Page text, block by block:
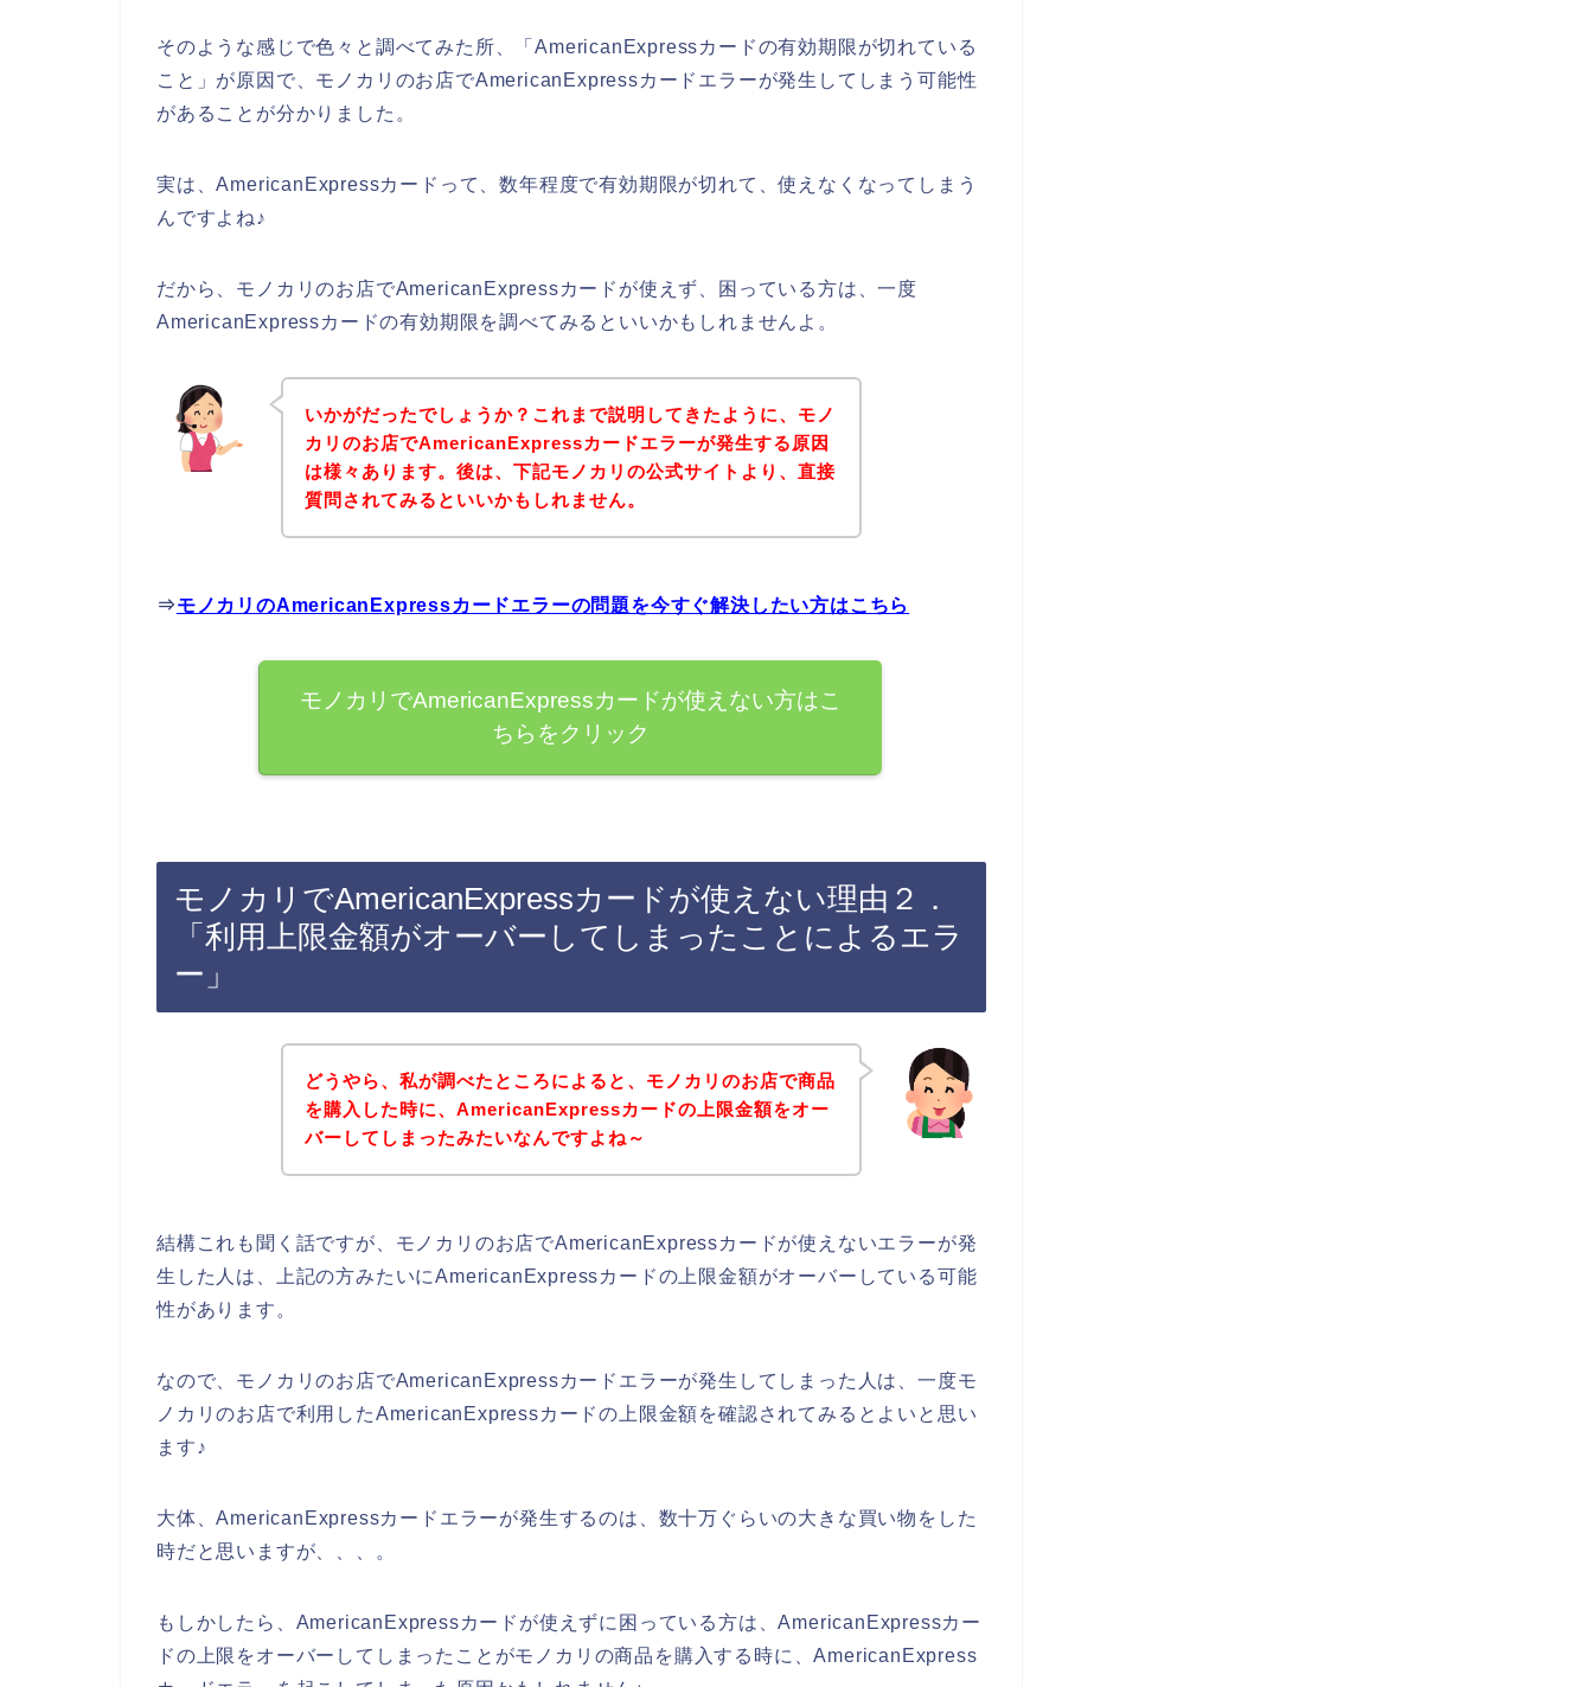
そのような感じで色々と調べてみた所、「AmericanExpressカードの有効期限が切れている
こと」が原因で、モノカリのお店でAmericanExpressカードエラーが発生してしまう可能性
があることが分かりました。
実は、AmericanExpressカードって、数年程度で有効期限が切れて、使えなくなってしまう
んですよね♪
だから、モノカリのお店でAmericanExpressカードが使えず、困っている方は、一度
AmericanExpressカードの有効期限を調べてみるといいかもしれませんよ。
いかがだったでしょうか？これまで説明してきたように、モノ
カリのお店でAmericanExpressカードエラーが発生する原因
は様々あります。後は、下記モノカリの公式サイトより、直接
質問されてみるといいかもしれません。
⇒モノカリのAmericanExpressカードエラーの問題を今すぐ解決したい方はこちら
モノカリでAmericanExpressカードが使えない方はこ
ちらをクリック
モノカリでAmericanExpressカードが使えない理由２．
「利用上限金額がオーバーしてしまったことによるエラ
ー」
どうやら、私が調べたところによると、モノカリのお店で商品
を購入した時に、AmericanExpressカードの上限金額をオー
バーしてしまったみたいなんですよね～
結構これも聞く話ですが、モノカリのお店でAmericanExpressカードが使えないエラーが発
生した人は、上記の方みたいにAmericanExpressカードの上限金額がオーバーしている可能
性があります。
なので、モノカリのお店でAmericanExpressカードエラーが発生してしまった人は、一度モ
ノカリのお店で利用したAmericanExpressカードの上限金額を確認されてみるとよいと思い
ます♪
大体、AmericanExpressカードエラーが発生するのは、数十万ぐらいの大きな買い物をした
時だと思いますが、、、。
もしかしたら、AmericanExpressカードが使えずに困っている方は、AmericanExpressカー
ドの上限をオーバーしてしまったことがモノカリの商品を購入する時に、AmericanExpress